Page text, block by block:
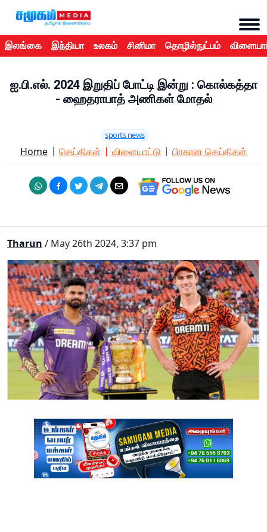
இலங்கை இந்தியா உலகம் சினிமா தொழில்நுட்பம்
ஐ.பி.எல். 2024 இறுதிப் போட்டி இன்று : கொல்கத்தா
- ஹைதராபாத் அணிகள் மோதல்
sports news
Home செய்திகள் விளையாட்டு பிரதான செய்திகள்
Tharun / May 26th 2024, 3:37 pm